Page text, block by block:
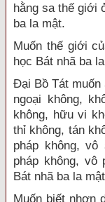
hằng sa thế giới
ba la mật.
Muốn thế giới
học Bát nhã ba
Đại Bồ Tát muốn
ngoại không,
không, hữu vi
thỉ không, tán
pháp không,
pháp không, vô
Bát nhã ba la
Muốn biết nhơn